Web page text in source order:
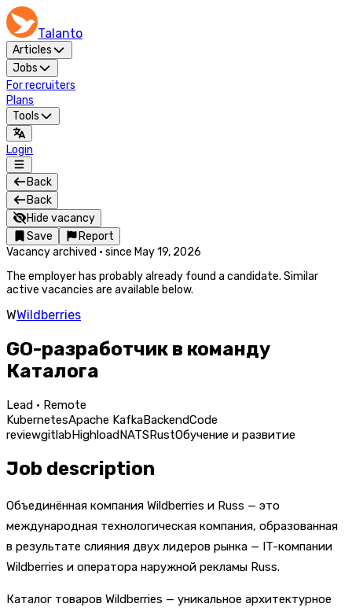
Talanto
Articles
Jobs
For recruiters
Plans
Tools
Login
Back
Back
Hide vacancy
Save
Report
Vacancy archived · since May 19, 2026
The employer has probably already found a candidate. Similar
active vacancies are available below.
WWildberries
GO-разработчик в команду
Каталога
Lead · Remote
KubernetesApache KafkaBackendCode
reviewgitlabHighloadNATSRustОбучение и развитие
Job description
Объединённая компания Wildberries и Russ — это
международная технологическая компания, образованная
в результате слияния двух лидеров рынка — IT-компании
Wildberries и оператора наружной рекламы Russ.
Каталог товаров Wildberries — уникальное архитектурное